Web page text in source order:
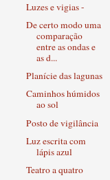
Luzes e vigias -
De certo modo uma
comparação
entre as ondas e
as d...
Planície das lagunas
Caminhos húmidos
ao sol
Posto de vigilância
Luz escrita com
lápis azul
Teatro a quatro